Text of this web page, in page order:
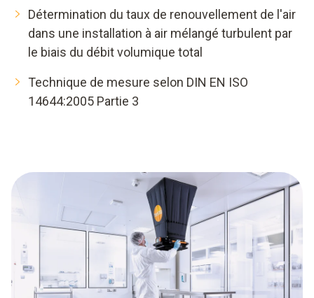
Détermination du taux de renouvellement de l'air
dans une installation à air mélangé turbulent par
le biais du débit volumique total
Technique de mesure selon DIN EN ISO
14644:2005 Partie 3